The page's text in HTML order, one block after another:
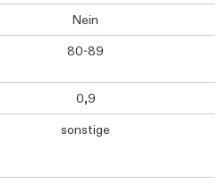
Nein
80-89
0,9
sonstige